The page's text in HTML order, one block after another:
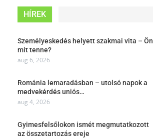
HÍREK
Személyeskedés helyett szakmai vita – Ön
mit tenne?
aug 6, 2026
Románia lemaradásban – utolsó napok a
medvekérdés uniós…
aug 4, 2026
Gyimesfelsőlokon ismét megmutatkozott
az összetartozás ereje